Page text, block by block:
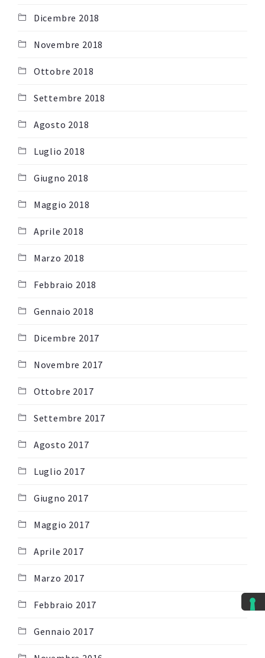
Dicembre 2018
Novembre 2018
Ottobre 2018
Settembre 2018
Agosto 2018
Luglio 2018
Giugno 2018
Maggio 2018
Aprile 2018
Marzo 2018
Febbraio 2018
Gennaio 2018
Dicembre 2017
Novembre 2017
Ottobre 2017
Settembre 2017
Agosto 2017
Luglio 2017
Giugno 2017
Maggio 2017
Aprile 2017
Marzo 2017
Febbraio 2017
Gennaio 2017